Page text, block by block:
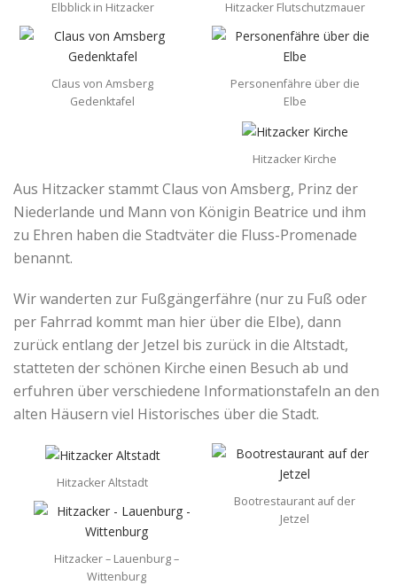
Elbblick in Hitzacker Hitzacker Flutschutzmauer
Claus von Amsberg
Gedenktafel
Personenfähre über die
Elbe
Hitzacker Kirche
Aus Hitzacker stammt Claus von Amsberg, Prinz der
Niederlande und Mann von Königin Beatrice und ihm
zu Ehren haben die Stadtväter die Fluss-Promenade
benannt.
Wir wanderten zur Fußgängerfähre (nur zu Fuß oder
per Fahrrad kommt man hier über die Elbe), dann
zurück entlang der Jetzel bis zurück in die Altstadt,
statteten der schönen Kirche einen Besuch ab und
erfuhren über verschiedene Informationstafeln an den
alten Häusern viel Historisches über die Stadt.
Hitzacker Altstadt
Bootrestaurant auf der
Jetzel
Hitzacker – Lauenburg –
Wittenburg